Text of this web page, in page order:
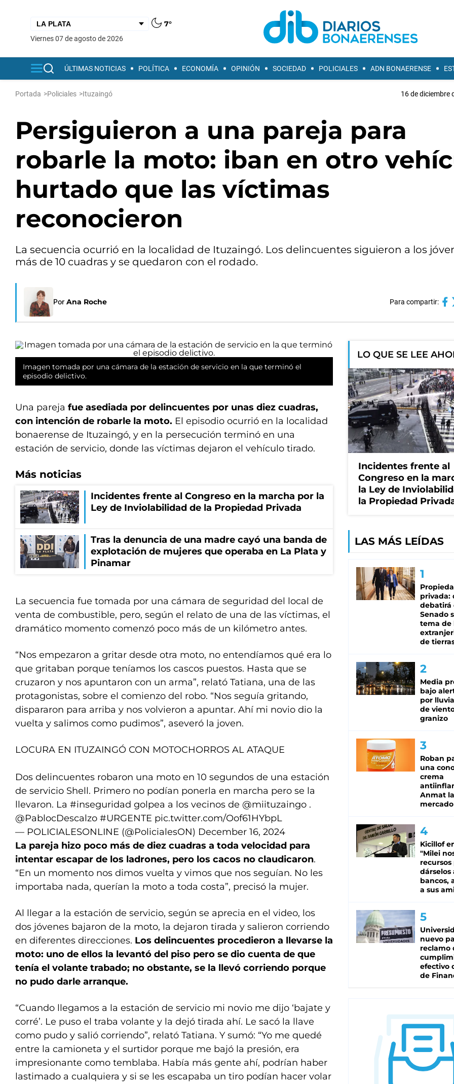
7°
viernes 07 de agosto de 2026
ÚLTIMAS NOTICIAS POLÍTICA ECONOMÍA OPINIÓN SOCIEDAD POLICIALES ADN BONAERENSE
Portada >Policiales >Ituzaingó 16 de diciembre
Persiguieron a una pareja para
robarle la moto: iban en otro
hurtado que las víctimas
reconocieron
La secuencia ocurrió en la localidad de Ituzaingó. Los delincuentes siguieron a los
más de 10 cuadras y se quedaron con el rodado.
Por Ana Roche Para compartir:
Imagen tomada por una cámara de la estación de servicio en la que terminó el
episodio delictivo.
Una pareja fue asediada por delincuentes por unas diez cuadras,
con intención de robarle la moto. El episodio ocurrió en la localidad
bonaerense de Ituzaingó, y en la persecución terminó en una
estación de servicio, donde las víctimas dejaron el vehículo tirado.
Más noticias
Incidentes frente al Congreso en la marcha por la
Ley de Inviolabilidad de la Propiedad Privada
Tras la denuncia de una madre cayó una banda de
explotación de mujeres que operaba en La Plata y
Pinamar
La secuencia fue tomada por una cámara de seguridad del local de
venta de combustible, pero, según el relato de una de las víctimas, el
dramático momento comenzó poco más de un kilómetro antes.
“Nos empezaron a gritar desde otra moto, no entendíamos qué era lo
que gritaban porque teníamos los cascos puestos. Hasta que se
cruzaron y nos apuntaron con un arma”, relató Tatiana, una de las
protagonistas, sobre el comienzo del robo. “Nos seguía gritando,
dispararon para arriba y nos volvieron a apuntar. Ahí mi novio dio la
vuelta y salimos como pudimos”, aseveró la joven.
LOCURA EN ITUZAINGÓ CON MOTOCHORROS AL ATAQUE
Dos delincuentes robaron una moto en 10 segundos de una estación
de servicio Shell. Primero no podían ponerla en marcha pero se la
llevaron. La #inseguridad golpea a los vecinos de @miituzaingo .
@PablocDescalzo #URGENTE pic.twitter.com/Oof61HYbpL
— POLICIALESONLINE (@PolicialesON) December 16, 2024
La pareja hizo poco más de diez cuadras a toda velocidad para
intentar escapar de los ladrones, pero los cacos no claudicaron.
“En un momento nos dimos vuelta y vimos que nos seguían. No les
importaba nada, querían la moto a toda costa”, precisó la mujer.
Al llegar a la estación de servicio, según se aprecia en el video, los
dos jóvenes bajaron de la moto, la dejaron tirada y salieron corriendo
en diferentes direcciones. Los delincuentes procedieron a llevarse la
moto: uno de ellos la levantó del piso pero se dio cuenta de que
tenía el volante trabado; no obstante, se la llevó corriendo porque
no pudo darle arranque.
“Cuando llegamos a la estación de servicio mi novio me dijo ‘bajate y
corré’. Le puso el traba volante y la dejó tirada ahí. Le sacó la llave
como pudo y salió corriendo”, relató Tatiana. Y sumó: “Yo me quedé
entre la camioneta y el surtidor porque me bajó la presión, era
impresionante como temblaba. Había más gente ahí, podrían haber
lastimado a cualquiera y si se les escapaba un tiro podían hacer volar
LO QUE SE LEE
Incidentes frente al
Congreso en la
la Ley de
la Propiedad
LAS MÁS LEÍDAS
privada:
debatirá
Senado
tema de
de
Media
bajo
por
de
granizo
Roban
una
crema
Anmat
mercado
Kicillof
"Milei
recursos
dárselos
bancos,
a sus
nuevo
reclamo
efectivo
de